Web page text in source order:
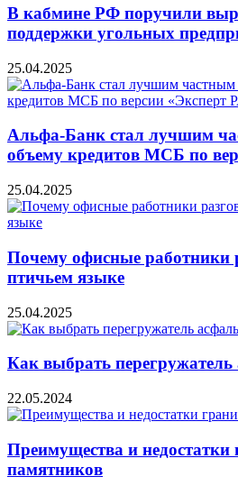
В кабмине РФ поручили
поддержки угольных
25.04.2025
Альфа-Банк стал лучшим
объему кредитов МСБ по
25.04.2025
Почему офисные работники
птичьем языке
25.04.2025
Как выбрать перегружатель
22.05.2024
Преимущества и недостатки
памятников